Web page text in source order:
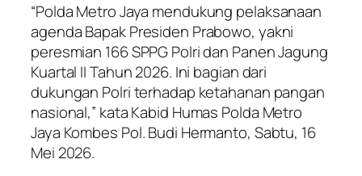
“Polda Metro Jaya mendukung pelaksanaan
agenda Bapak Presiden Prabowo, yakni
peresmian 166 SPPG Polri dan Panen Jagung
Kuartal II Tahun 2026. Ini bagian dari
dukungan Polri terhadap ketahanan pangan
nasional,” kata Kabid Humas Polda Metro
Jaya Kombes Pol. Budi Hermanto, Sabtu, 16
Mei 2026.